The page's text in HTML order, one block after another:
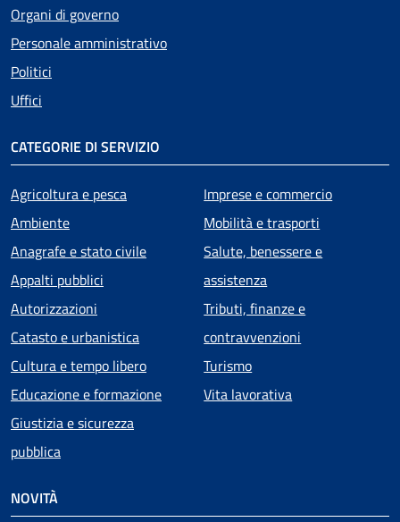
Organi di governo
Personale amministrativo
Politici
Uffici
CATEGORIE DI SERVIZIO
Agricoltura e pesca
Ambiente
Anagrafe e stato civile
Appalti pubblici
Autorizzazioni
Catasto e urbanistica
Cultura e tempo libero
Educazione e formazione
Giustizia e sicurezza
pubblica
Imprese e commercio
Mobilità e trasporti
Salute, benessere e
assistenza
Tributi, finanze e
contravvenzioni
Turismo
Vita lavorativa
NOVITÀ